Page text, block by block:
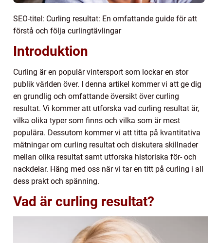
SEO-titel: Curling resultat: En omfattande guide för att
förstå och följa curlingtävlingar
Introduktion
Curling är en populär vintersport som lockar en stor
publik världen över. I denna artikel kommer vi att ge dig
en grundlig och omfattande översikt över curling
resultat. Vi kommer att utforska vad curling resultat är,
vilka olika typer som finns och vilka som är mest
populära. Dessutom kommer vi att titta på kvantitativa
mätningar om curling resultat och diskutera skillnader
mellan olika resultat samt utforska historiska för- och
nackdelar. Häng med oss när vi tar en titt på curling i all
dess prakt och spänning.
Vad är curling resultat?